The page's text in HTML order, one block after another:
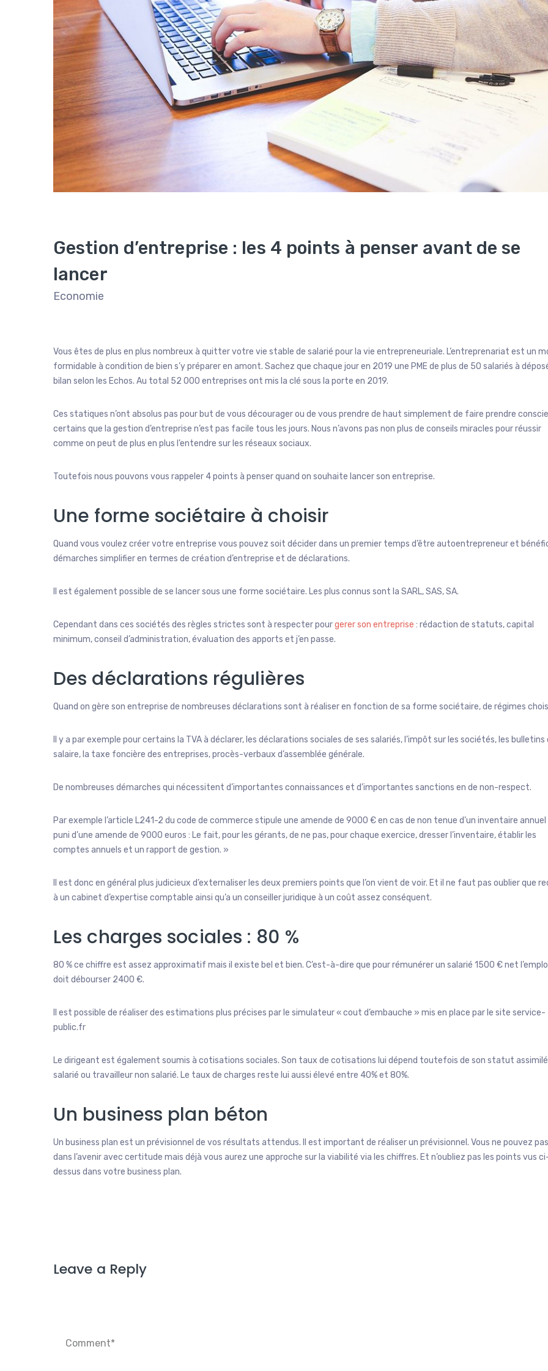
Gestion d’entreprise : les 4 points à penser avant de se
lancer
Economie
Vous êtes de plus en plus nombreux à quitter votre vie stable de salarié pour la vie entrepreneuriale. L’entreprenariat est un
formidable à condition de bien s’y préparer en amont. Sachez que chaque jour en 2019 une PME de plus de 50 salariés à
bilan selon les Echos. Au total 52 000 entreprises ont mis la clé sous la porte en 2019.
Ces statiques n’ont absolus pas pour but de vous décourager ou de vous prendre de haut simplement de faire prendre
certains que la gestion d’entreprise n’est pas facile tous les jours. Nous n’avons pas non plus de conseils miracles pour réussir
comme on peut de plus en plus l’entendre sur les réseaux sociaux.
Toutefois nous pouvons vous rappeler 4 points à penser quand on souhaite lancer son entreprise.
Une forme sociétaire à choisir
Quand vous voulez créer votre entreprise vous pouvez soit décider dans un premier temps d’être autoentrepreneur et
démarches simplifier en termes de création d’entreprise et de déclarations.
Il est également possible de se lancer sous une forme sociétaire. Les plus connus sont la SARL, SAS, SA.
Cependant dans ces sociétés des règles strictes sont à respecter pourgerer son entreprise : rédaction de statuts, capital
minimum, conseil d’administration, évaluation des apports et j’en passe.
Des déclarations régulières
Quand on gère son entreprise de nombreuses déclarations sont à réaliser en fonction de sa forme sociétaire, de régimes
Il y a par exemple pour certains la TVA à déclarer, les déclarations sociales de ses salariés, l’impôt sur les sociétés, les bulletins
salaire, la taxe foncière des entreprises, procès-verbaux d’assemblée générale.
De nombreuses démarches qui nécessitent d’importantes connaissances et d’importantes sanctions en de non-respect.
Par exemple l’article L241-2 du code de commerce stipule une amende de 9000 € en cas de non tenue d’un inventaire annuel
puni d’une amende de 9000 euros : Le fait, pour les gérants, de ne pas, pour chaque exercice, dresser l’inventaire, établir les
comptes annuels et un rapport de gestion. »
Il est donc en général plus judicieux d’externaliser les deux premiers points que l’on vient de voir. Et il ne faut pas oublier que
à un cabinet d’expertise comptable ainsi qu’a un conseiller juridique à un coût assez conséquent.
Les charges sociales : 80 %
80 % ce chiffre est assez approximatif mais il existe bel et bien. C’est-à-dire que pour rémunérer un salarié 1500 € net
doit débourser 2400 €.
Il est possible de réaliser des estimations plus précises par le simulateur « cout d’embauche » mis en place par le site service-
public.fr
Le dirigeant est également soumis à cotisations sociales. Son taux de cotisations lui dépend toutefois de son statut assimilé
salarié ou travailleur non salarié. Le taux de charges reste lui aussi élevé entre 40% et 80%.
Un business plan béton
Un business plan est un prévisionnel de vos résultats attendus. Il est important de réaliser un prévisionnel. Vous ne pouvez
dans l’avenir avec certitude mais déjà vous aurez une approche sur la viabilité via les chiffres. Et n’oubliez pas les points vus
dessus dans votre business plan.
Leave a Reply